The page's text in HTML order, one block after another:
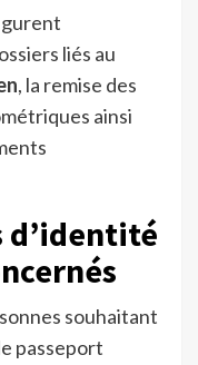
liés au
, la remise des
ainsi
d’identité
souhaitant
passeport